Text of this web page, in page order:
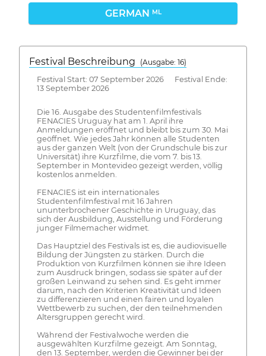
GERMAN ML
Festival Beschreibung
(Ausgabe: 16)
Festival Start: 07 September 2026 Festival Ende:
13 September 2026
Die 16. Ausgabe des Studentenfilmfestivals
FENACIES Uruguay hat am 1. April ihre
Anmeldungen eröffnet und bleibt bis zum 30. Mai
geöffnet. Wie jedes Jahr können alle Studenten
aus der ganzen Welt (von der Grundschule bis zur
Universität) ihre Kurzfilme, die vom 7. bis 13.
September in Montevideo gezeigt werden, völlig
kostenlos anmelden.
FENACIES ist ein internationales
Studentenfilmfestival mit 16 Jahren
ununterbrochener Geschichte in Uruguay, das
sich der Ausbildung, Ausstellung und Förderung
junger Filmemacher widmet.
Das Hauptziel des Festivals ist es, die audiovisuelle
Bildung der Jüngsten zu stärken. Durch die
Produktion von Kurzfilmen können sie ihre Ideen
zum Ausdruck bringen, sodass sie später auf der
großen Leinwand zu sehen sind. Es geht immer
darum, nach den Kriterien Kreativität und Ideen
zu differenzieren und einen fairen und loyalen
Wettbewerb zu suchen, der den teilnehmenden
Altersgruppen gerecht wird.
Während der Festivalwoche werden die
ausgewählten Kurzfilme gezeigt. Am Sonntag,
den 13. September, werden die Gewinner bei der